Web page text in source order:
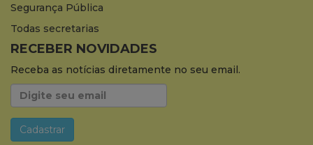
Segurança Pública
Todas secretarias
RECEBER NOVIDADES
Receba as notícias diretamente no seu email.